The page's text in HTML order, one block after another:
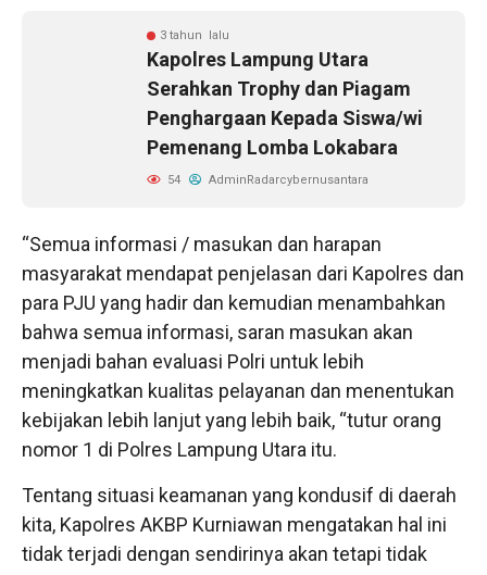
3 tahun lalu
Kapolres Lampung Utara
Serahkan Trophy dan Piagam
Penghargaan Kepada Siswa/wi
Pemenang Lomba Lokabara
54 AdminRadarcybernusantara
“Semua informasi / masukan dan harapan
masyarakat mendapat penjelasan dari Kapolres dan
para PJU yang hadir dan kemudian menambahkan
bahwa semua informasi, saran masukan akan
menjadi bahan evaluasi Polri untuk lebih
meningkatkan kualitas pelayanan dan menentukan
kebijakan lebih lanjut yang lebih baik, “tutur orang
nomor 1 di Polres Lampung Utara itu.
Tentang situasi keamanan yang kondusif di daerah
kita, Kapolres AKBP Kurniawan mengatakan hal ini
tidak terjadi dengan sendirinya akan tetapi tidak